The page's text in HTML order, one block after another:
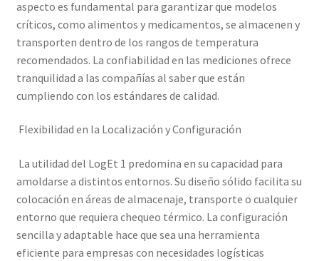
aspecto es fundamental para garantizar que modelos
críticos, como alimentos y medicamentos, se almacenen y
transporten dentro de los rangos de temperatura
recomendados. La confiabilidad en las mediciones ofrece
tranquilidad a las compañías al saber que están
cumpliendo con los estándares de calidad.
Flexibilidad en la Localización y Configuración
La utilidad del LogEt 1 predomina en su capacidad para
amoldarse a distintos entornos. Su diseño sólido facilita su
colocación en áreas de almacenaje, transporte o cualquier
entorno que requiera chequeo térmico. La configuración
sencilla y adaptable hace que sea una herramienta
eficiente para empresas con necesidades logísticas